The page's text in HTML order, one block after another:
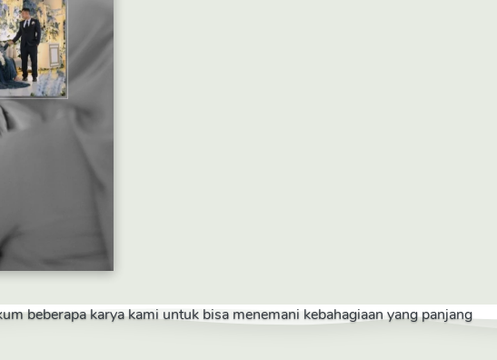
beberapa karya kami untuk bisa menemani kebahagiaan yang panjang